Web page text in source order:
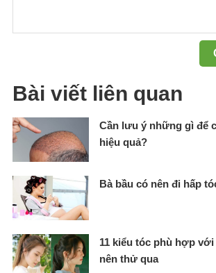
Bài viết liên quan
Cần lưu ý những gì để
hiệu quả?
Bà bầu có nên đi hấp
11 kiểu tóc phù hợp
nên thử qua